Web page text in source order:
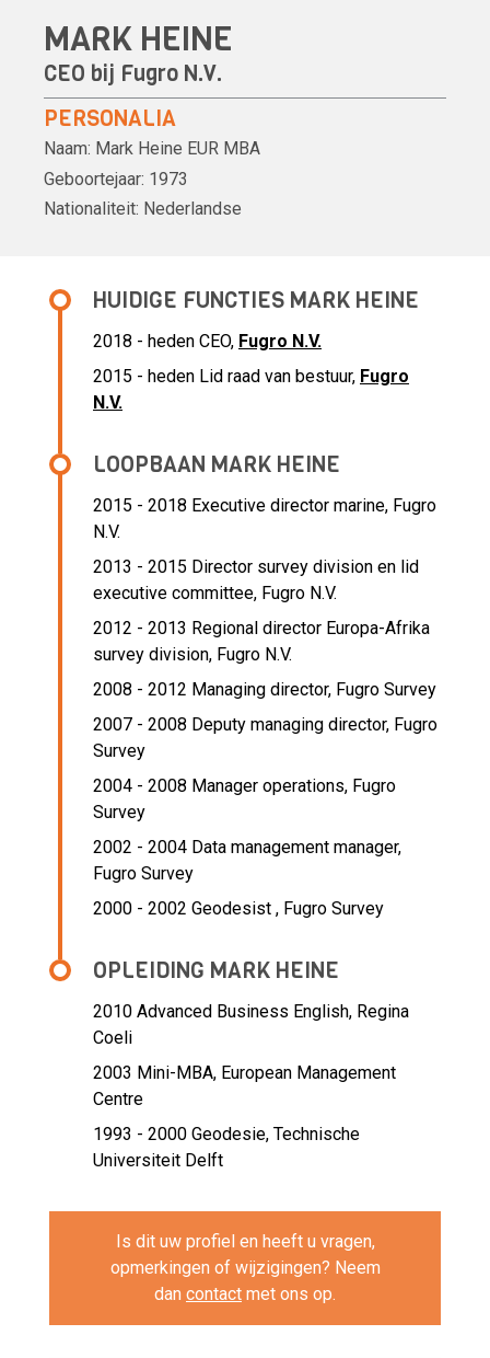
MARK HEINE
CEO bij Fugro N.V.
PERSONALIA
Naam: Mark Heine EUR MBA
Geboortejaar: 1973
Nationaliteit: Nederlandse
HUIDIGE FUNCTIES MARK HEINE
2018 - heden CEO, Fugro N.V.
2015 - heden Lid raad van bestuur, Fugro
N.V.
LOOPBAAN MARK HEINE
2015 - 2018 Executive director marine, Fugro
N.V.
2013 - 2015 Director survey division en lid
executive committee, Fugro N.V.
2012 - 2013 Regional director Europa-Afrika
survey division, Fugro N.V.
2008 - 2012 Managing director, Fugro Survey
2007 - 2008 Deputy managing director, Fugro
Survey
2004 - 2008 Manager operations, Fugro
Survey
2002 - 2004 Data management manager,
Fugro Survey
2000 - 2002 Geodesist , Fugro Survey
OPLEIDING MARK HEINE
2010 Advanced Business English, Regina
Coeli
2003 Mini-MBA, European Management
Centre
1993 - 2000 Geodesie, Technische
Universiteit Delft
Is dit uw profiel en heeft u vragen,
opmerkingen of wijzigingen? Neem
dan contact met ons op.